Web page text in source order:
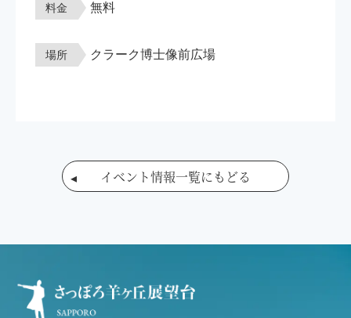
料金 無料
場所 クラーク博士像前広場
イベント情報一覧にもどる